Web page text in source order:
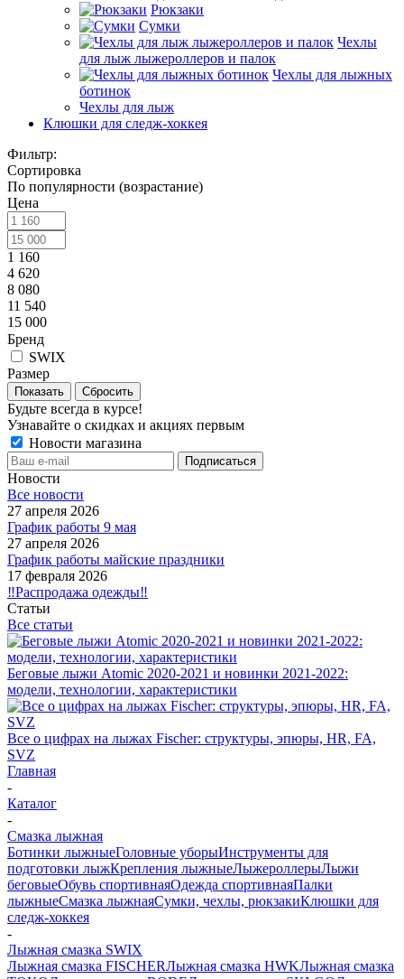
Рюкзаки
Сумки
Чехлы
для лыж лыжероллеров и палок
Чехлы для лыжных
ботинок
Чехлы для лыж
Клюшки для следж-хоккея
Фильтр:
Сортировка
По популярности (возрастание)
Цена
1 160
4 620
8 080
11 540
15 000
Бренд
SWIX
Размер
Показать Сбросить
Будьте всегда в курсе!
Узнавайте о скидках и акциях первым
Новости магазина
Новости
Все новости
27 апреля 2026
График работы 9 мая
27 апреля 2026
График работы майские праздники
17 февраля 2026
‼️Распродажа одежды‼️
Статьи
Все статьи
Беговые лыжи Atomic 2020-2021 и новинки 2021-2022:
модели, технологии, характеристики
Все о цифрах на лыжах Fischer: структуры, эпюры, HR, FA,
SVZ
Главная
-
Каталог
-
Смазка лыжная
Ботинки лыжныеГоловные уборыИнструменты для
подготовки лыжКрепления лыжныеЛыжероллерыЛыжи
беговыеОбувь спортивнаяОдежда спортивнаяПалки
лыжныеСмазка лыжнаяСумки, чехлы, рюкзакиКлюшки для
следж-хоккея
-
Лыжная смазка SWIX
Лыжная смазка FISCHERЛыжная смазка HWKЛыжная смазка